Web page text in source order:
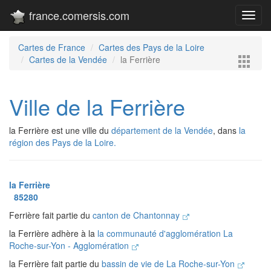
france.comersis.com
Cartes de France
Cartes des Pays de la Loire
Cartes de la Vendée
la Ferrière
Ville de la Ferrière
la Ferrière est une ville du département de la Vendée, dans la
région des Pays de la Loire.
la Ferrière
85280
Ferrière fait partie du canton de Chantonnay
la Ferrière adhère à la la communauté d'agglomération La
Roche-sur-Yon - Agglomération
la Ferrière fait partie du bassin de vie de La Roche-sur-Yon